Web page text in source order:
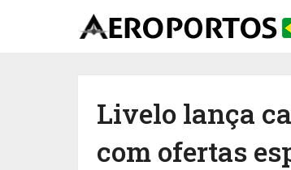
Livelo lança
com ofertas